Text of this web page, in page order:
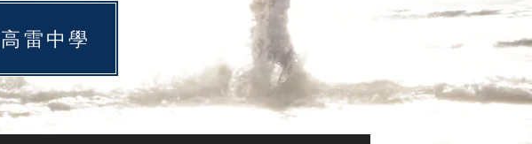
高雷中學